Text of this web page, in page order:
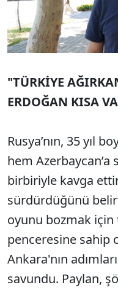
"TÜRKİYE
ERDOĞAN KISA
Rusya’nın, 35 yıl
hem
birbiriyle kavga
sürdürdüğünü
oyunu bozmak için
penceresine sahip
Ankara'nın
savundu. Paylan,